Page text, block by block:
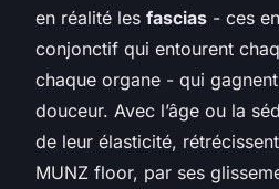
en réalité les fascias - ces
conjonctif qui entourent
chaque organe - qui
douceur. Avec l’âge ou la
de leur élasticité,
MUNZ floor, par ses